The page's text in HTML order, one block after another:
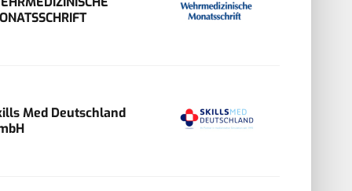
Med Deutschland